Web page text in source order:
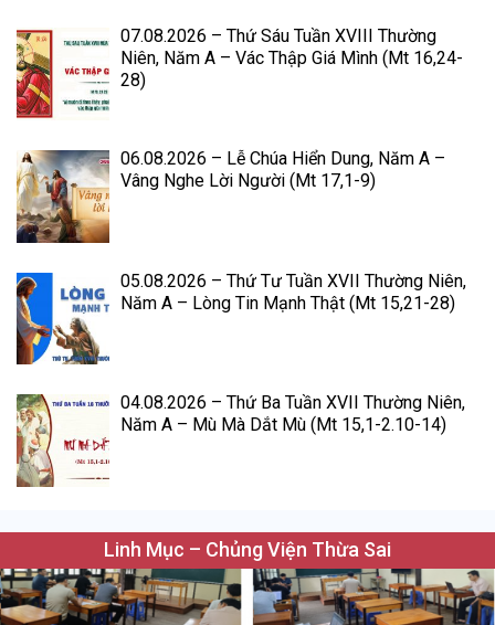
07.08.2026 – Thứ Sáu Tuần XVIII Thường
Niên, Năm A – Vác Thập Giá Mình (Mt 16,24-
28)
06.08.2026 – Lễ Chúa Hiển Dung, Năm A –
Vâng Nghe Lời Người (Mt 17,1-9)
05.08.2026 – Thứ Tư Tuần XVII Thường Niên,
Năm A – Lòng Tin Mạnh Thật (Mt 15,21-28)
04.08.2026 – Thứ Ba Tuần XVII Thường Niên,
Năm A – Mù Mà Dắt Mù (Mt 15,1-2.10-14)
Linh Mục – Chủng Viện Thừa Sai